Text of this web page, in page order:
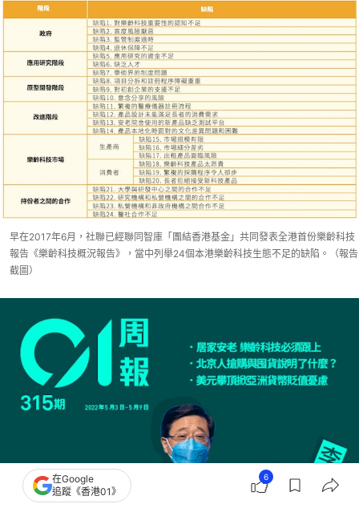
早在2017年6月，社聯已經聯同智庫「團結香港基金」共同發表全港首份樂齡科技
報告《樂齡科技概況報告》，當中列舉24個本港樂齡科技生態不足的缺陷。（報告
截圖）
在Google
追蹤《香港01》
6